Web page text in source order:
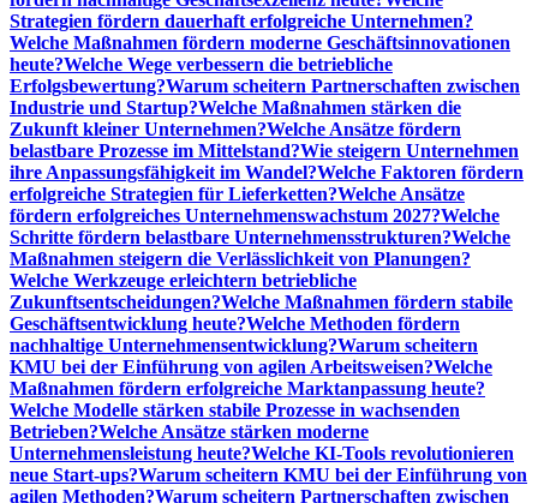
Strategien fördern dauerhaft erfolgreiche Unternehmen?
Welche Maßnahmen fördern moderne Geschäftsinnovationen
heute?Welche Wege verbessern die betriebliche
Erfolgsbewertung?Warum scheitern Partnerschaften zwischen
Industrie und Startup?Welche Maßnahmen stärken die
Zukunft kleiner Unternehmen?Welche Ansätze fördern
belastbare Prozesse im Mittelstand?Wie steigern Unternehmen
ihre Anpassungsfähigkeit im Wandel?Welche Faktoren fördern
erfolgreiche Strategien für Lieferketten?Welche Ansätze
fördern erfolgreiches Unternehmenswachstum 2027?Welche
Schritte fördern belastbare Unternehmensstrukturen?Welche
Maßnahmen steigern die Verlässlichkeit von Planungen?
Welche Werkzeuge erleichtern betriebliche
Zukunftsentscheidungen?Welche Maßnahmen fördern stabile
Geschäftsentwicklung heute?Welche Methoden fördern
nachhaltige Unternehmensentwicklung?Warum scheitern
KMU bei der Einführung von agilen Arbeitsweisen?Welche
Maßnahmen fördern erfolgreiche Marktanpassung heute?
Welche Modelle stärken stabile Prozesse in wachsenden
Betrieben?Welche Ansätze stärken moderne
Unternehmensleistung heute?Welche KI-Tools revolutionieren
neue Start-ups?Warum scheitern KMU bei der Einführung von
agilen Methoden?Warum scheitern Partnerschaften zwischen